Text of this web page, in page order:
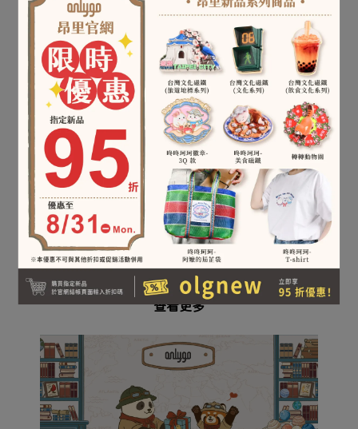
比利時【Metalmorphose】公
NT$349
加入購物車
補貨中｜比利時
【Metalmorphose】卡帶鑰匙
NT$399
查看更多